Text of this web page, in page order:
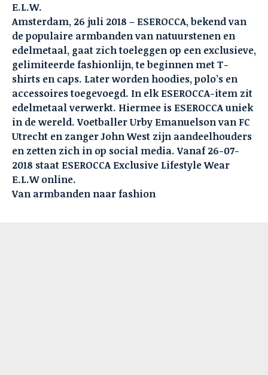
E.L.W.
Amsterdam, 26 juli 2018 – ESEROCCA, bekend van
de populaire armbanden van natuurstenen en
edelmetaal, gaat zich toeleggen op een exclusieve,
gelimiteerde fashionlijn, te beginnen met T-
shirts en caps. Later worden hoodies, polo’s en
accessoires toegevoegd. In elk ESEROCCA-item zit
edelmetaal verwerkt. Hiermee is ESEROCCA uniek
in de wereld. Voetballer Urby Emanuelson van FC
Utrecht en zanger John West zijn aandeelhouders
en zetten zich in op social media. Vanaf 26-07-
2018 staat ESEROCCA Exclusive Lifestyle Wear
E.L.W online.
Van armbanden naar fashion